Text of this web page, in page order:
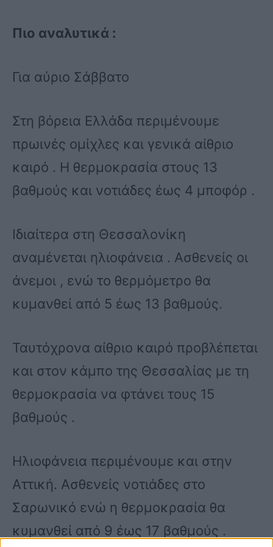
Πιο αναλυτικά :
Για αύριο Σάββατο
Στη βόρεια Ελλάδα περιμένουμε
πρωινές ομίχλες και γενικά αίθριο
καιρό . Η θερμοκρασία στους 13
βαθμούς και νοτιάδες έως 4 μποφόρ .
Ιδιαίτερα στη Θεσσαλονίκη
αναμένεται ηλιοφάνεια . Ασθενείς οι
άνεμοι , ενώ το θερμόμετρο θα
κυμανθεί από 5 έως 13 βαθμούς.
Ταυτόχρονα αίθριο καιρό προβλέπεται
και στον κάμπο της Θεσσαλίας με τη
θερμοκρασία να φτάνει τους 15
βαθμούς .
Ηλιοφάνεια περιμένουμε και στην
Αττική. Ασθενείς νοτιάδες στο
Σαρωνικό ενώ η θερμοκρασία θα
κυμανθεί από 9 έως 17 βαθμούς .